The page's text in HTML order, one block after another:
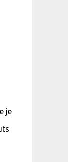
je